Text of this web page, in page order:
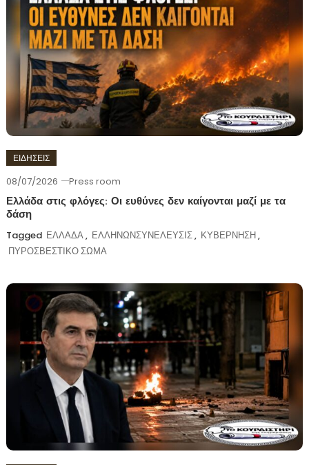
ΕΙΔΗΣΕΙΣ
08/07/2026 Press room
Ελλάδα στις φλόγες: Οι ευθύνες δεν καίγονται μαζί με τα
δάση
Tagged ΕΛΛΑΔΑ, ΕΛΛΗΝΩΝΣΥΝΕΛΕΥΣΙΣ, ΚΥΒΕΡΝΗΣΗ,
ΠΥΡΟΣΒΕΣΤΙΚΟ ΣΩΜΑ